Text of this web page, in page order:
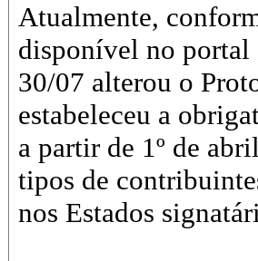
Atualmente,
disponível no
30/07 alterou o
estabeleceu a
a partir de 1º de
tipos de
nos Estados